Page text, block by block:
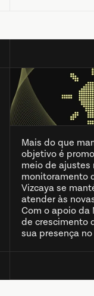
Mais do que
objetivo é
meio de
monitoramento
Vizcaya se
atender às
Com o apoio da
de crescimento
sua presença